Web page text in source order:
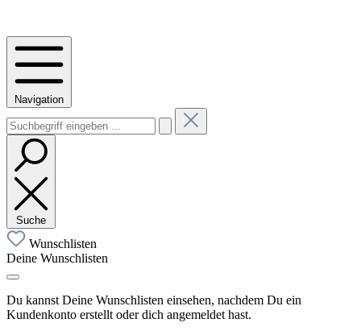
Navigation
Suche
Wunschlisten
Deine Wunschlisten
Du kannst Deine Wunschlisten einsehen, nachdem Du ein
Kundenkonto erstellt oder dich angemeldet hast.